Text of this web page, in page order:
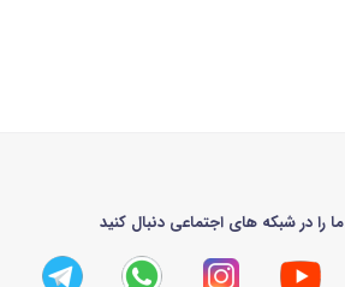
ما را در شبکه های اجتماعی دنبال کنید